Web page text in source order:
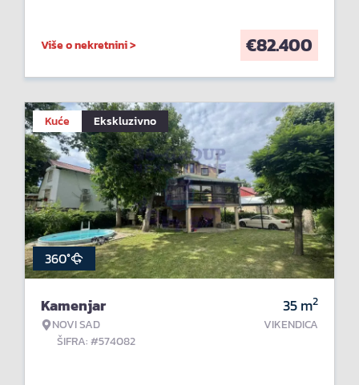
Više o nekretnini > €82.400
Kuće Ekskluzivno
360°
Kamenjar
NOVI SAD
ŠIFRA: #574082
35m2
VIKENDICA